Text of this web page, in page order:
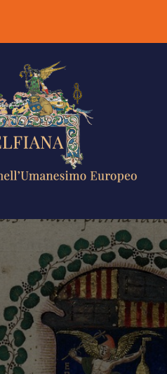
OCCIDENTE
NELL'UMANESIMO
EUROPEO